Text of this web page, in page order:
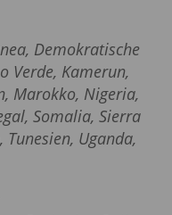
Demokratische
Verde, Kamerun,
Marokko, Nigeria,
Somalia, Sierra
Tunesien, Uganda,